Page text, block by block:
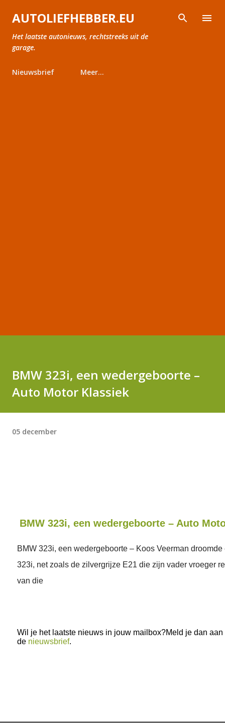
Doorgaan naar hoofdcontent
AUTOLIEFHEBBER.EU
Het laatste autonieuws, rechtstreeks uit de
garage.
Nieuwsbrief Meer…
BMW 323i, een wedergeboorte –
Auto Motor Klassiek
05 december
BMW 323i, een wedergeboorte – Auto
BMW 323i, een wedergeboorte – Koos Veerman
323i, net zoals de zilvergrijze E21 die zijn vader vroeger
van die
Wil je het laatste nieuws in jouw mailbox?Meld je dan aan
de nieuwsbrief.